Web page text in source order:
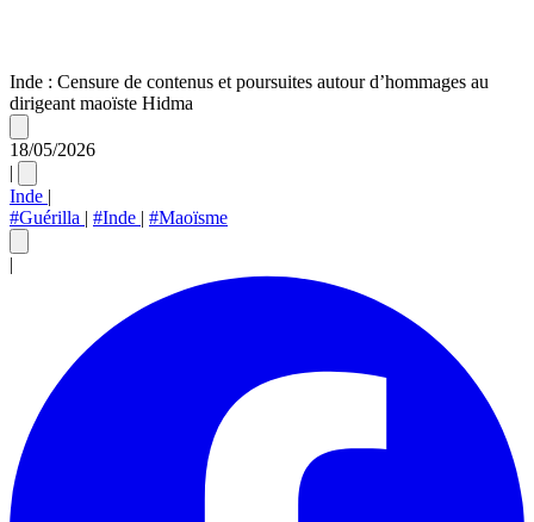
Inde : Censure de contenus et poursuites autour d’hommages au
dirigeant maoïste Hidma
18/05/2026
|
Inde |
#Guérilla | #Inde | #Maoïsme
|